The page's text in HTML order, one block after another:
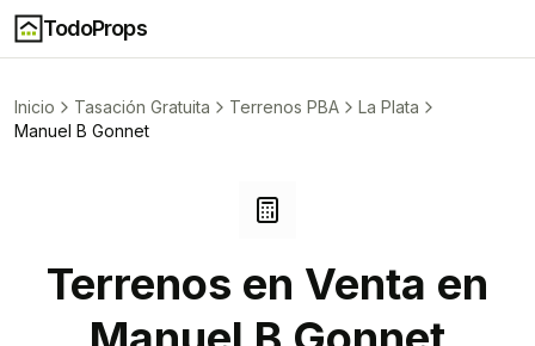
TodoProps
Inicio Tasación Gratuita Terrenos PBA
La Plata
Manuel B Gonnet
Terrenos en Venta en